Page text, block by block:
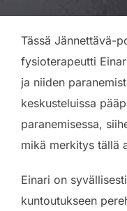
Tässä Jännettävä-
fysioterapeutti
ja niiden
keskusteluissa
paranemisessa,
mikä merkitys tällä
Einari on
kuntoutukseen